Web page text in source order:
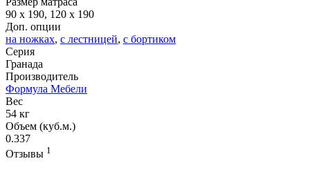
90 x 190, 120 x 190
Доп. опции
на ножках, с лестницей, с бортиком
Серия
Гранада
Производитель
Формула Мебели
Вес
54 кг
Объем (куб.м.)
0.337
Отзывы 1